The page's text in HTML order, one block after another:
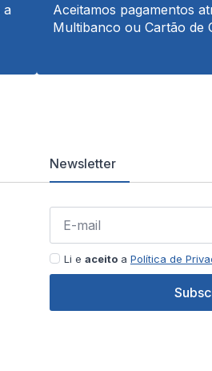
a
Aceitamos pagamentos
Multibanco ou Cartão de
Newsletter
Li e aceitoa Política de